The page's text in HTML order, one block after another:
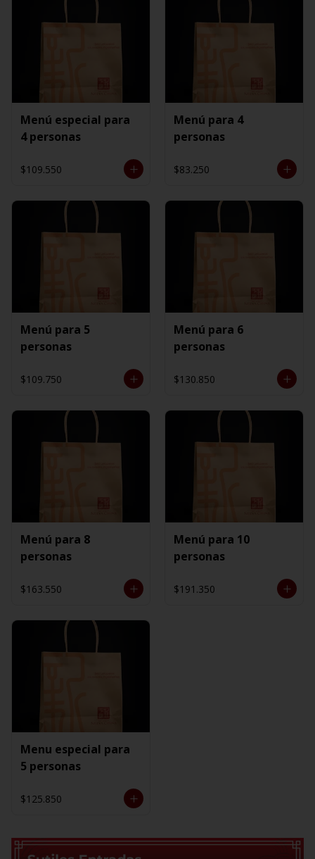
Menú especial para
4 personas
$109.550
Menú para 4
personas
$83.250
Menú para 5
personas
$109.750
Menú para 6
personas
$130.850
Menú para 8
personas
$163.550
Menú para 10
personas
$191.350
Menu especial para
5 personas
$125.850